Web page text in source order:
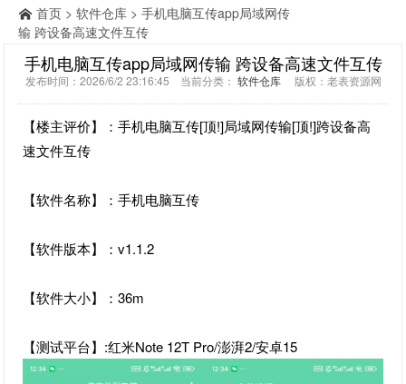
首页 > 软件仓库 > 手机电脑互传app局域网传
输 跨设备高速文件互传
手机电脑互传app局域网传输 跨设备高速文件互传
发布时间：2026/6/2 23:16:45 当前分类： 软件仓库版权：老表资源网
【楼主评价】：手机电脑互传[顶!]局域网传输[顶!]跨设备高
速文件互传
【软件名称】：手机电脑互传
【软件版本】：v1.1.2
【软件大小】：36m
【测试平台】:红米Note 12T Pro/澎湃2/安卓15